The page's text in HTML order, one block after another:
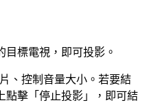
目標電視，即可投影。
、控制音量大小。若要結
點擊「停止投影」，即可結